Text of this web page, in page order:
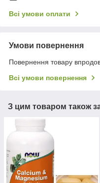
Всі умови оплати
Умови повернення
Повернення товару
Всі умови повернення
З цим товаром також